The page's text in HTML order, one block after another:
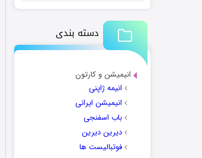
دسته بندی
انیمیشن و کارتون
انیمه ژاپنی
انیمیشن ایرانی
باب اسفنجی
دیرین دیرین
فوتبالیست ها